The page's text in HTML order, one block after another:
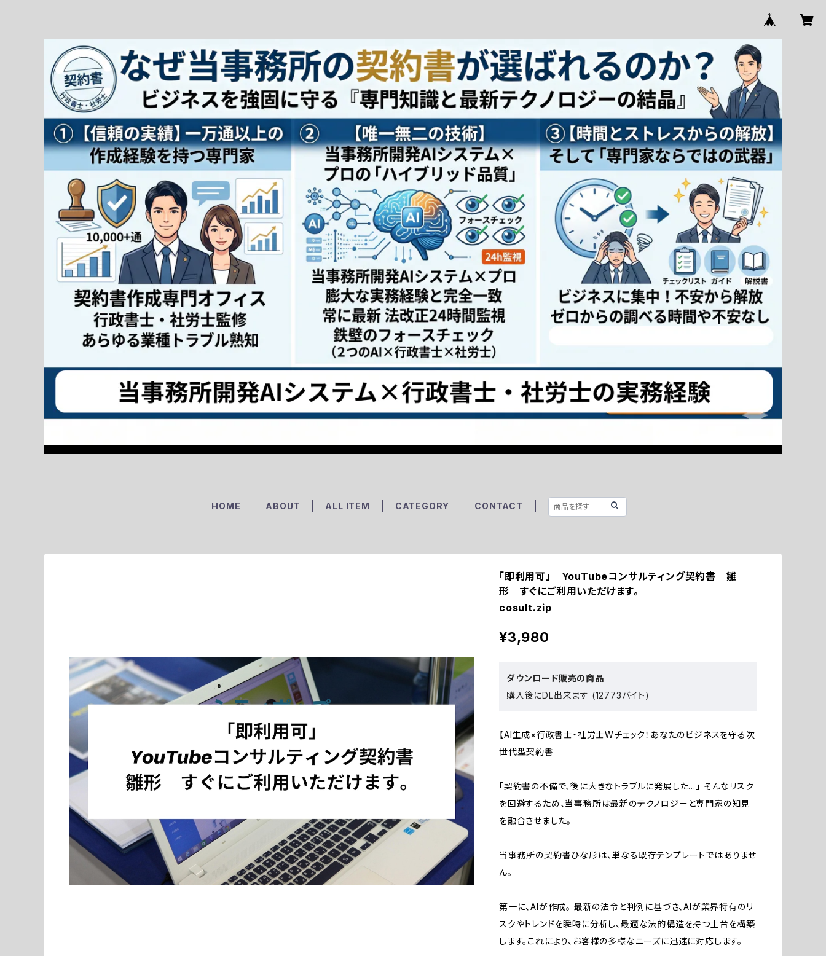
HOME ABOUT ALL ITEM CATEGORY CONTACT
「即利用可」 YouTubeコンサルティング契約書 雛
形 すぐにご利用いただけます。
cosult.zip
¥3,980
ダウンロード販売の商品
購入後にDL出来ます (12773バイト)
【AI生成×行政書士・社労士Wチェック！あなたのビジネスを守る次
世代型契約書
「契約書の不備で、後に大きなトラブルに発展した…」 そんなリスク
を回避するため、当事務所は最新のテクノロジーと専門家の知見
を融合させました。
当事務所の契約書ひな形は、単なる既存テンプレートではありませ
ん。
第一に、AIが作成。 最新の法令と判例に基づき、AIが業界特有のリ
スクやトレンドを瞬時に分析し、最適な法的構造を持つ土台を構築
します。これにより、お客様の多様なニーズに迅速に対応します。